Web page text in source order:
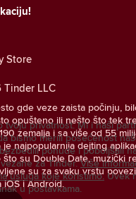
LLC
gde veze zaista počinju,
opušteno ili nešto što tek
zemalja i sa više od 55
najpopularnija dejting
što su Double Date, muzički
su za svaku vrstu
iOS i Android.
Store
tvoju privatnost. Mi i naši
bismo merili posećenost
ponude i poboljšali
za Tinder. Više
usluga koje koristimo. Uvek
u postavkama.